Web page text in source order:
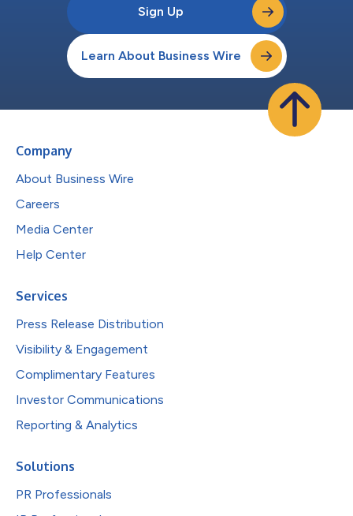
Sign Up
Learn About Business Wire
Company
About Business Wire
Careers
Media Center
Help Center
Services
Press Release Distribution
Visibility & Engagement
Complimentary Features
Investor Communications
Reporting & Analytics
Solutions
PR Professionals